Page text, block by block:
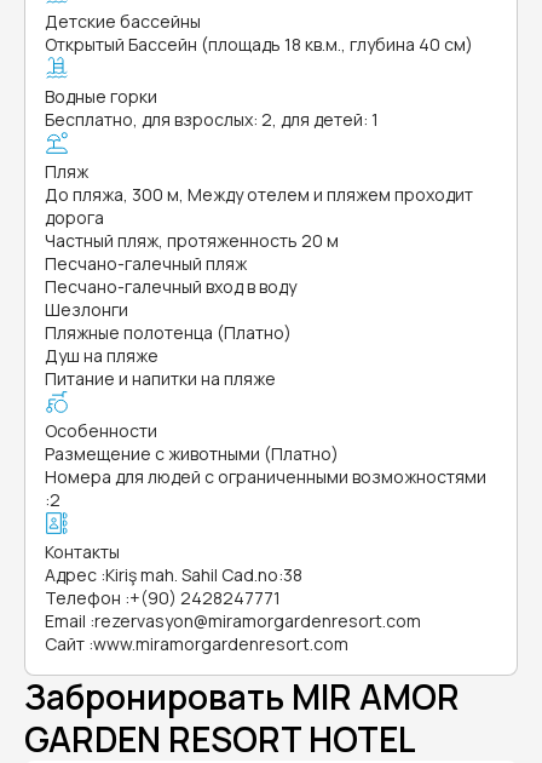
Детские бассейны
Открытый Бассейн (площадь 18 кв.м., глубина 40 см)
Водные горки
Бесплатно, для взрослых: 2, для детей: 1
Пляж
До пляжа, 300 м, Между отелем и пляжем проходит
дорога
Частный пляж, протяженность 20 м
Песчано-галечный пляж
Песчано-галечный вход в воду
Шезлонги
Пляжные полотенца (Платно)
Душ на пляже
Питание и напитки на пляже
Особенности
Размещение с животными (Платно)
Номера для людей с ограниченными возможностями
:2
Контакты
Адрес :Kiriş mah. Sahil Cad.no:38
Телефон :+(90) 2428247771
Email :rezervasyon@miramorgardenresort.com
Сайт :www.miramorgardenresort.com
Забронировать MIR AMOR
GARDEN RESORT HOTEL